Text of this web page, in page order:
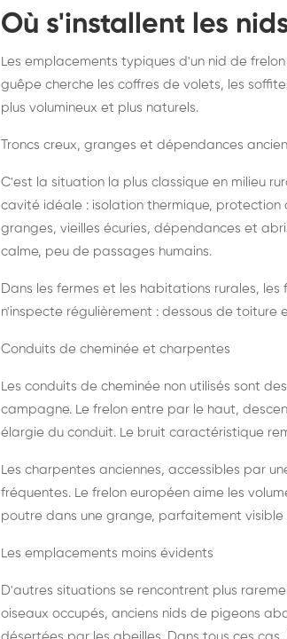
Où s'installent les
Les emplacements typiques d'un nid de
guêpe cherche les coffres de volets, les
plus volumineux et plus naturels.
Troncs creux, granges et dépendances
C'est la situation la plus classique en milieu
cavité idéale : isolation thermique, protection
granges, vieilles écuries, dépendances et
calme, peu de passages humains.
Dans les fermes et les habitations rurales,
n'inspecte régulièrement : dessous de toiture
Conduits de cheminée et charpentes
Les conduits de cheminée non utilisés sont
campagne. Le frelon entre par le haut,
élargie du conduit. Le bruit caractéristique
Les charpentes anciennes, accessibles par
fréquentes. Le frelon européen aime les
poutre dans une grange, parfaitement visible
Les emplacements moins évidents
D'autres situations se rencontrent plus
oiseaux occupés, anciens nids de pigeons